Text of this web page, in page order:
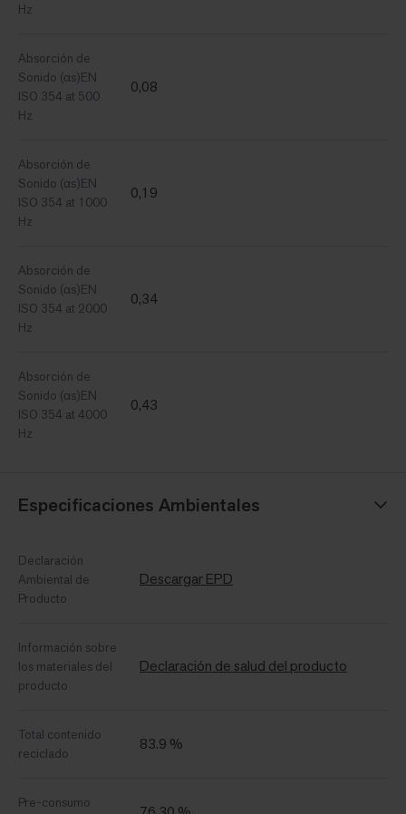
Hz
Absorción de
Sonido (αs)EN
ISO 354 at 500
Hz
0,08
Absorción de
Sonido (αs)EN
ISO 354 at 1000
Hz
0,19
Absorción de
Sonido (αs)EN
ISO 354 at 2000
Hz
0,34
Absorción de
Sonido (αs)EN
ISO 354 at 4000
Hz
0,43
Especificaciones Ambientales
Declaración
Ambiental de
Producto
Descargar EPD
Información sobre
los materiales del
producto
Declaración de salud del producto
Total contenido
reciclado
83.9 %
Pre-consumo